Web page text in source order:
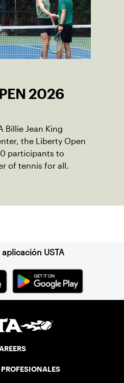
2026
Billie Jean King
the Liberty Open
participants to
of tennis for all.
aplicación USTA
PROFESIONALES